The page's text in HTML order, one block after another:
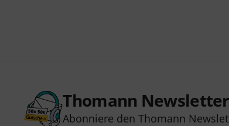
Thomann Newsletter
Abonniere den Thomann